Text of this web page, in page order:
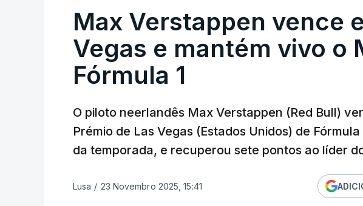
Max Verstappen vence
Vegas e mantém vivo o
Fórmula 1
O piloto neerlandês Max Verstappen (Red Bull)
Prémio de Las Vegas (Estados Unidos) de
da temporada, e recuperou sete pontos ao líder
Lusa / 23 Novembro 2025, 15:41